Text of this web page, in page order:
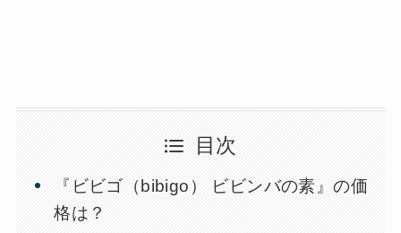
目次
『ビビゴ（bibigo） ビビンバの素』の価
格は？